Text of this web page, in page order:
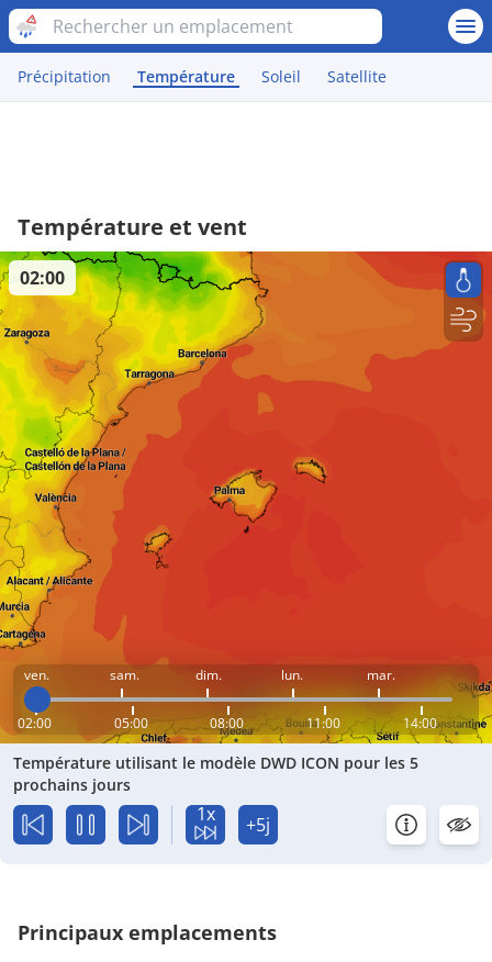
Précipitation Température Soleil Satellite
Température et vent
ven. sam. dim. lun. mar.
02:00 05:00 08:00 11:00 14:00
02:00
Température utilisant le modèle DWD ICON pour les 5
prochains jours
1x +5j
Principaux emplacements